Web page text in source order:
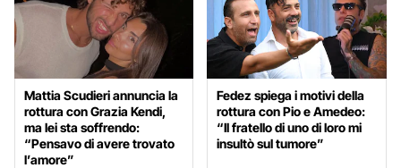
Mattia Scudieri annuncia la
rottura con Grazia Kendi,
ma lei sta soffrendo:
“Pensavo di avere trovato
l’amore”
Fedez spiega i motivi della
rottura con Pio e Amedeo:
“Il fratello di uno di loro mi
insultò sul tumore”